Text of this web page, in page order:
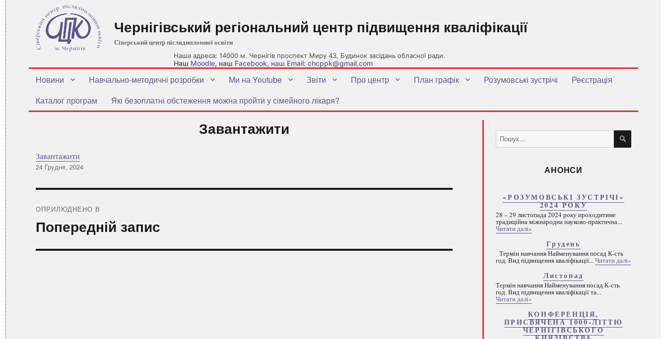
Наша адреса: 14000 м. Чернігів проспект Миру 43, Будинок засідань обласної ради.
Наш Moodle, наш Facebook, наш Email: chcppk@gmail.com
Чернігівський регіональний центр підвищення кваліфікації
Сіверський центр післядипломної освіти
Новини Навчально-методичні розробки Ми на Youtube Звіти Про центр План графік Розумовські зустрічі
Реєстрація
Каталог програм
Які безоплатні обстеження можна пройти у сімейного лікаря?
Завантажити
Завантажити
Оприлюднено
24 Грудня, 2024
записів
ОПРИЛЮДНЕНО В
Попередній запис
Пошук
за
ШУКАТИ
АНОНСИ
«РОЗУМОВСЬКІ ЗУСТРІЧІ»
2024 РОКУ
28 – 29 листопада 2024 року проходитиме
традиційна міжнародна науково-практична...
Читати далі»
Грудень
Термін навчання Найменування посад К-сть
год. Вид підвищення кваліфікації...Читати далі»
Листопад
Термін навчання Найменування посад К-сть
год. Вид підвищення кваліфікації та...
Читати далі»
КОНФЕРЕНЦІЯ,
ПРИСВЯЧЕНА 1000-ЛІТТЮ
ЧЕРНІГІВСЬКОГО